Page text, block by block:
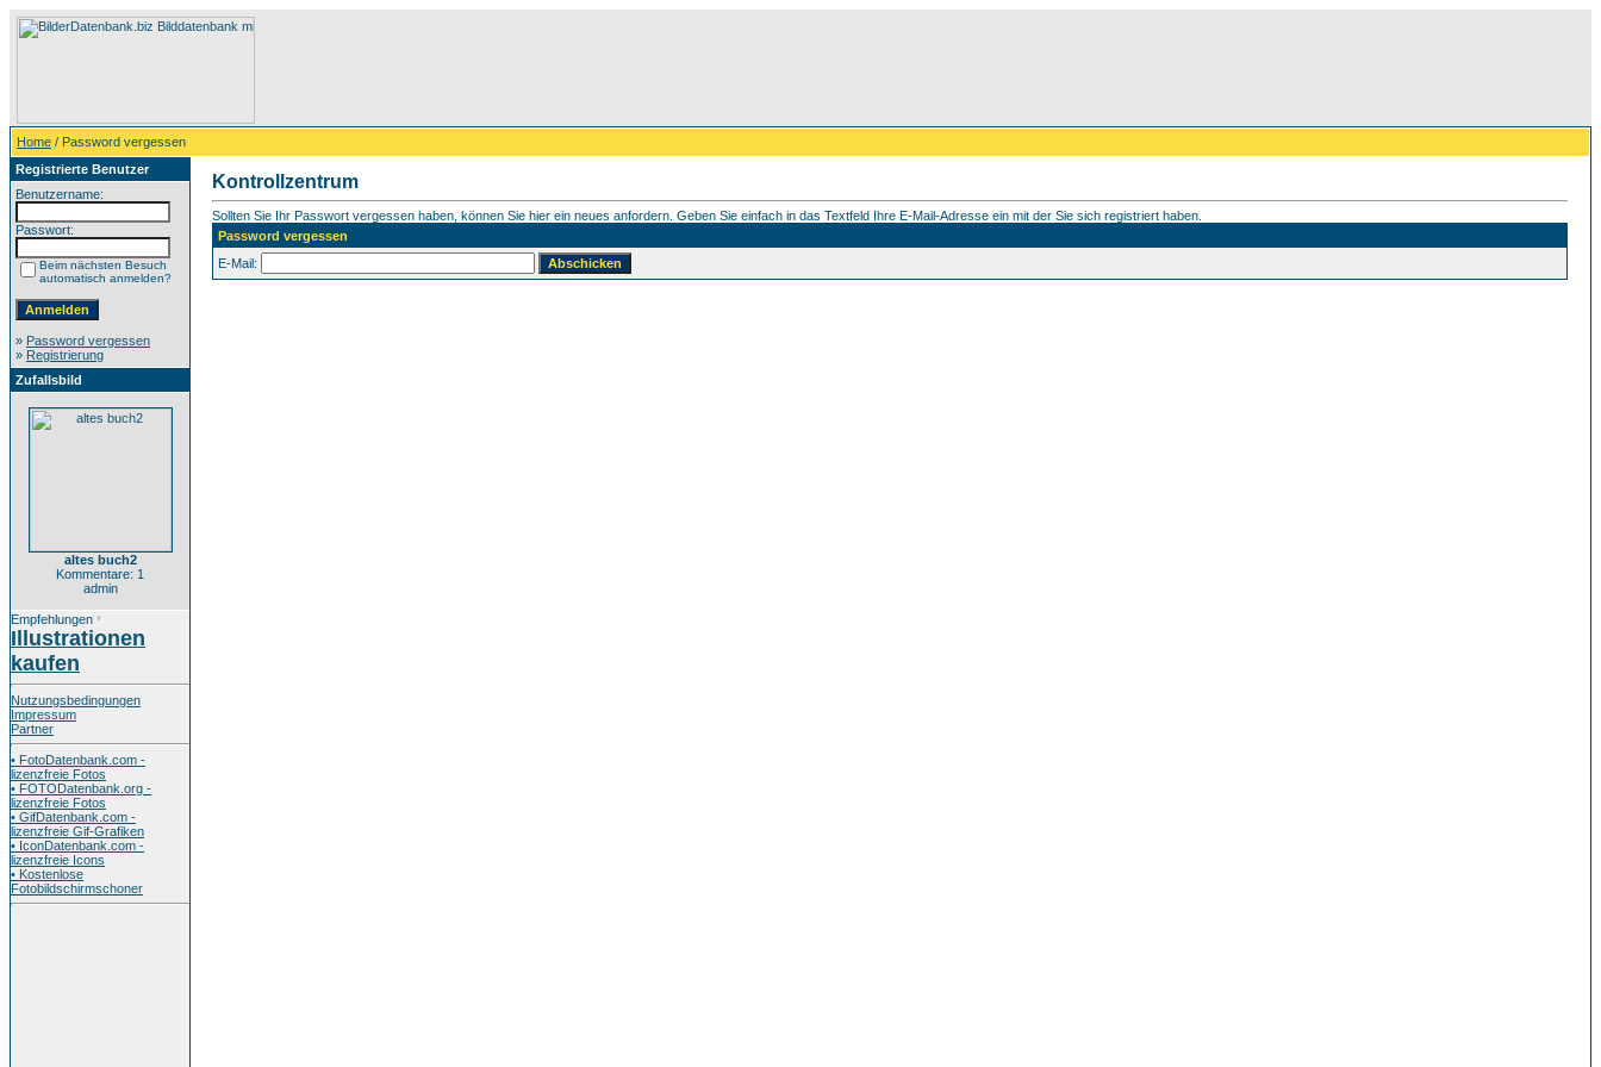
Home / Password vergessen
Registrierte Benutzer
Benutzername:
Passwort:
Beim nächsten Besuch
automatisch anmelden?
» Password vergessen
» Registrierung
Zufallsbild
altes buch2
Kommentare: 1
admin
Empfehlungen *
Illustrationen
kaufen
Nutzungsbedingungen
Impressum
Partner
• FotoDatenbank.com -
lizenzfreie Fotos
• FOTODatenbank.org -
lizenzfreie Fotos
• GifDatenbank.com -
lizenzfreie Gif-Grafiken
• IconDatenbank.com -
lizenzfreie Icons
• Kostenlose
Fotobildschirmschoner
Kontrollzentrum
Sollten Sie Ihr Passwort vergessen haben, können Sie hier ein neues anfordern. Geben Sie einfach in das Textfeld Ihre E-Mail-Adresse ein mit der Sie sich registriert haben.
Password vergessen
E-Mail: